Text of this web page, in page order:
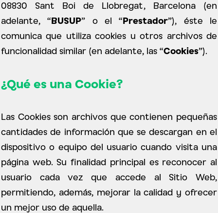
08830 Sant Boi de Llobregat, Barcelona (en
adelante, “BUSUP” o el “Prestador”), éste le
comunica que utiliza cookies u otros archivos de
funcionalidad similar (en adelante, las “Cookies”).
¿Qué es una Cookie?
Las Cookies son archivos que contienen pequeñas
cantidades de información que se descargan en el
dispositivo o equipo del usuario cuando visita una
página web. Su finalidad principal es reconocer al
usuario cada vez que accede al Sitio Web,
permitiendo, además, mejorar la calidad y ofrecer
un mejor uso de aquella.